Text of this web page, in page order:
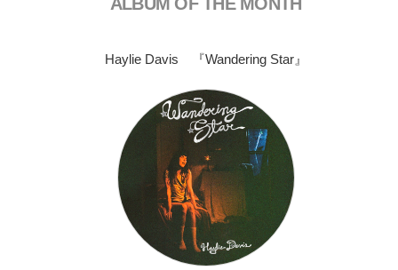
Haylie Davis 『Wandering Star』